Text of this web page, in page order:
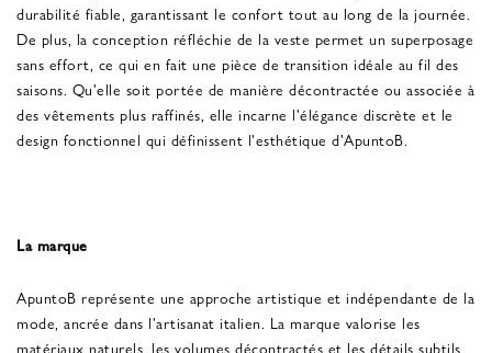
durabilité fiable, garantissant le confort tout au long de la journée.
De plus, la conception réfléchie de la veste permet un superposage
sans effort, ce qui en fait une pièce de transition idéale au fil des
saisons. Qu'elle soit portée de manière décontractée ou associée à
des vêtements plus raffinés, elle incarne l'élégance discrète et le
design fonctionnel qui définissent l'esthétique d'ApuntoB.
La marque
ApuntoB représente une approche artistique et indépendante de la
mode, ancrée dans l'artisanat italien. La marque valorise les
matériaux naturels, les volumes décontractés et les détails subtils